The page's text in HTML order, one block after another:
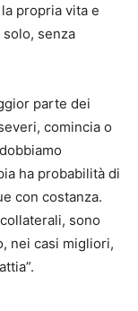
propria vita e
senza
parte dei
comincia o
ha probabilità di
con costanza.
sono
nei casi migliori,